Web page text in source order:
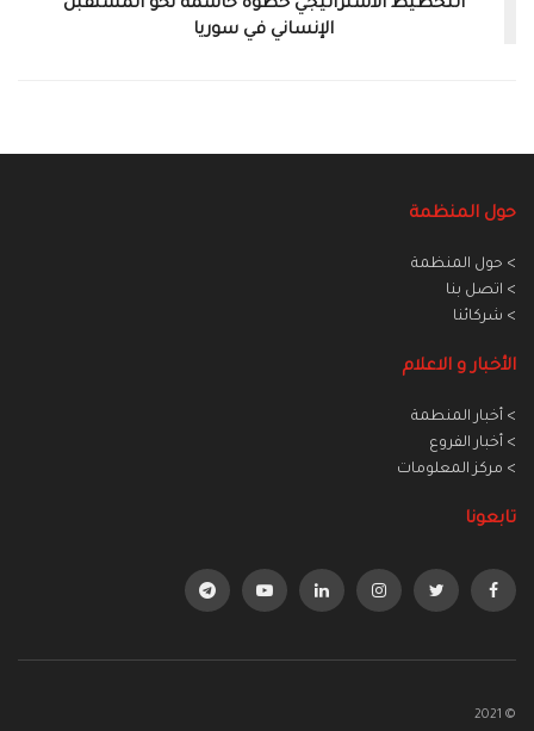
التخطيط الاستراتيجي خطوة حاسمة نحو المستقبل
الإنساني في سوريا
حول المنظمة
> حول المنظمة
> اتصل بنا
> شركائنا
الأخبار و الاعلام
> أخبار المنطمة
> أخبار الفروع
> مركز المعلومات
تابعونا
© 2021